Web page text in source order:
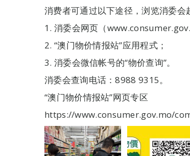
消费者可通过以下途径，浏览消委会
1. 消委会网页（
2. “澳门物价情报站”应用程式；
3. 消委会微信帐号的“物价查询”。
消委会查询电话：8988 9315。
“澳门物价情报站”网页专区
https://www.consumer.gov.mo/